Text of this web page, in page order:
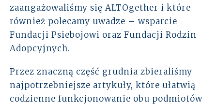
Rozwiązania
Zespół
Dołącz do nas
Dlaczego ALTO
zaangażowaliśmy się ALTOgether i które
również polecamy uwadze – wsparcie
Fundacji Psiebojowi oraz Fundacji Rodzin
Adopcyjnych.
Przez znaczną część grudnia zbieraliśmy
najpotrzebniejsze artykuły, które ułatwią
codzienne funkcjonowanie obu podmiotów